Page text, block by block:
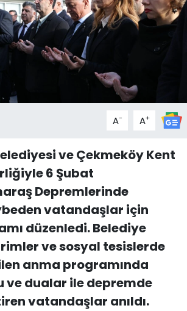
A- A+
ve Çekmeköy Kent
6 Şubat
Depremlerinde
vatandaşlar için
düzenledi. Belediye
ve sosyal tesislerde
anma programında
ve dualar ile depremde
vatandaşlar anıldı.